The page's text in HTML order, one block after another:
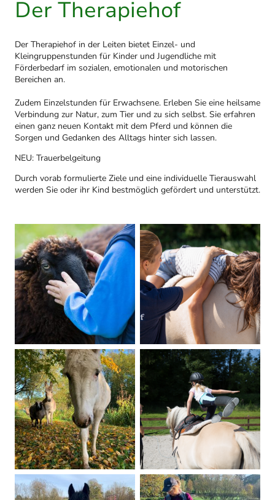
Der Therapiehof
Der Therapiehof in der Leiten bietet Einzel- und
Kleingruppenstunden für Kinder und Jugendliche mit
Förderbedarf im sozialen, emotionalen und motorischen
Bereichen an.
Zudem Einzelstunden für Erwachsene. Erleben Sie eine heilsame
Verbindung zur Natur, zum Tier und zu sich selbst. Sie erfahren
einen ganz neuen Kontakt mit dem Pferd und können die
Sorgen und Gedanken des Alltags hinter sich lassen.
NEU: Trauerbelgeitung
Durch vorab formulierte Ziele und eine individuelle Tierauswahl
werden Sie oder ihr Kind bestmöglich gefördert und unterstützt.